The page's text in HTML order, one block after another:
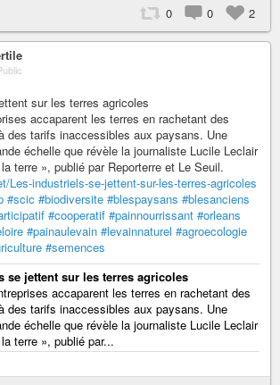
0 0 2
sur les terres agricoles
accaparent les terres en rachetant des
des tarifs inaccessibles aux paysans. Une
échelle que révèle la journaliste Lucile Leclair
terre », publié par Reporterre et Le Seuil.
Les-industriels-se-jettent-sur-les-terres-agricoles
#scic #biodiversite #blespaysans #blesanciens
#cooperatif #painnourrissant #orleans
#painaulevain #levainnaturel #agroecologie
#semences
se jettent sur les terres agricoles
accaparent les terres en rachetant des
des tarifs inaccessibles aux paysans. Une
échelle que révèle la journaliste Lucile Leclair
terre », publié par...